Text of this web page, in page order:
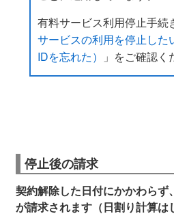
有料サービス利用停止手続
サービスの利用を停止した
IDを忘れた）
」をご確認く
停止後の請求
契約解除した日付にかかわらず
が請求されます（日割り計算は